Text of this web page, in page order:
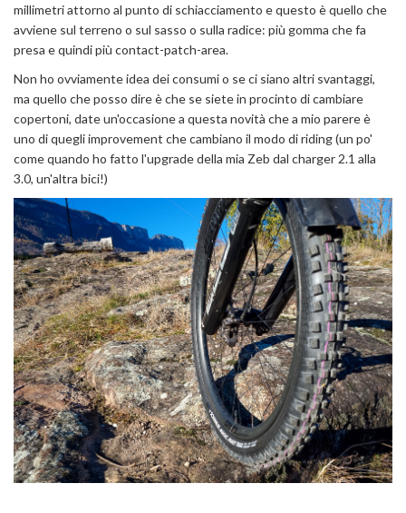
millimetri attorno al punto di schiacciamento e questo è quello che
avviene sul terreno o sul sasso o sulla radice: più gomma che fa
presa e quindi più contact-patch-area.
Non ho ovviamente idea dei consumi o se ci siano altri svantaggi,
ma quello che posso dire è che se siete in procinto di cambiare
copertoni, date un'occasione a questa novità che a mio parere è
uno di quegli improvement che cambiano il modo di riding (un po'
come quando ho fatto l'upgrade della mia Zeb dal charger 2.1 alla
3.0, un'altra bici!)